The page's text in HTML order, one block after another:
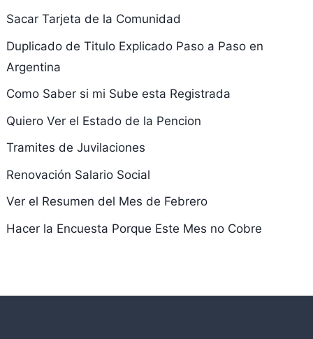
Sacar Tarjeta de la Comunidad
Duplicado de Titulo Explicado Paso a Paso en
Argentina
Como Saber si mi Sube esta Registrada
Quiero Ver el Estado de la Pencion
Tramites de Juvilaciones
Renovación Salario Social
Ver el Resumen del Mes de Febrero
Hacer la Encuesta Porque Este Mes no Cobre